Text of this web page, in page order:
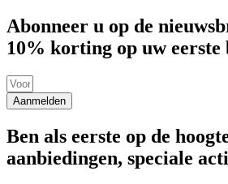
Abonneer u op de
10% korting op uw eerste
Aanmelden
Ben als eerste op de
aanbiedingen, speciale